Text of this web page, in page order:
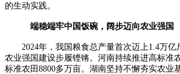
的生动实践。
端稳端牢中国饭碗，阔步迈向农业强国
2024年，我国粮食总产量首次迈上1.4万亿
农业强国建设步履铿锵。河南持续推进高标准
标准农田8800多万亩。湖南坚持不懈夯实农业